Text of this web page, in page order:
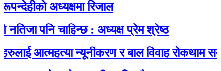
अध्यक्षमा रिजाल
पनि चाहिन्छ : अध्यक्ष प्रेम श्रेष्ठ
आत्महत्या न्यूनीकरण र बाल विवाह रोकथाम